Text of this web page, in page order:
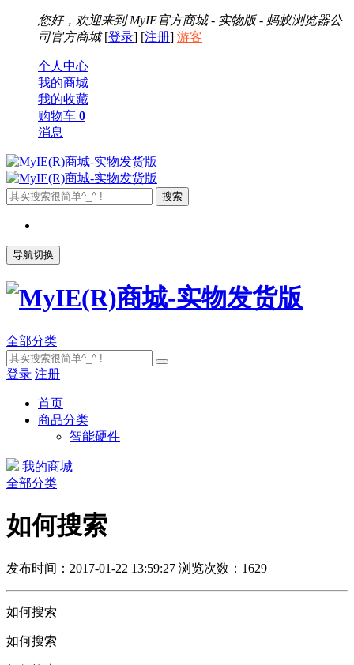
您好，欢迎来到 MyIE官方商城 - 实物版 - 蚂蚁浏览器公
司官方商城[登录] [注册] 游客
个人中心
我的商城
我的收藏
购物车 0
消息
导航切换
全部分类
登录 注册
首页
商品分类
智能硬件
我的商城
全部分类
如何搜索
发布时间：2017-01-22 13:59:27 浏览次数：1629
如何搜索
如何搜索